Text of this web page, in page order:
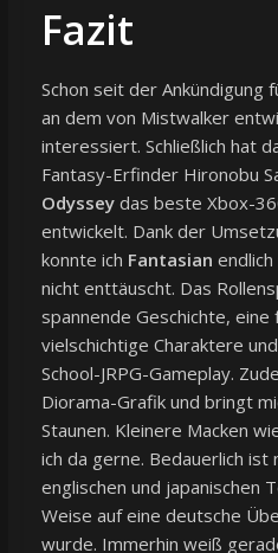
Fazit
Schon seit der Ankündigung
an dem von Mistwalker
interessiert. Schließlich hat
Fantasy-Erfinder Hironobu
Odysseydas beste Xbox-
entwickelt. Dank der
konnte ich Fantasian
nicht enttäuscht. Das
spannende Geschichte,
vielschichtige Charaktere
School-JRPG-Gameplay.
Diorama-Grafik und bringt
Staunen. Kleinere Macken
ich da gerne. Bedauerlich ist
englischen und japanischen
Weise auf eine deutsche
wurde. Immerhin weiß